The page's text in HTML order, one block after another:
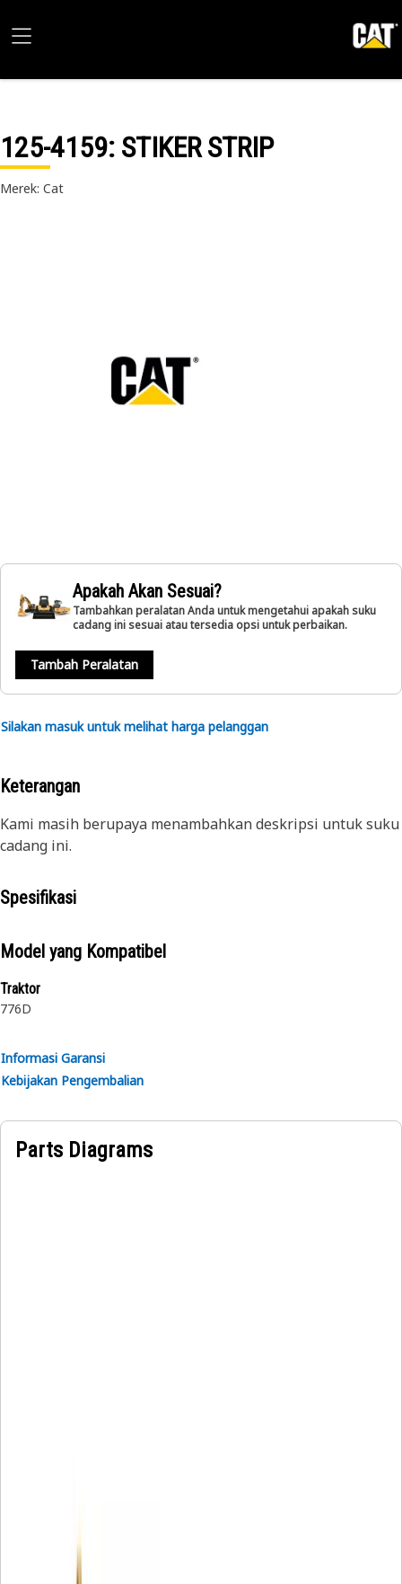
125-4159: STIKER STRIP
Merek: Cat
Apakah Akan Sesuai?
Tambahkan peralatan Anda untuk mengetahui apakah suku
cadang ini sesuai atau tersedia opsi untuk perbaikan.
Tambah Peralatan
Silakan masuk untuk melihat harga pelanggan
Keterangan
Kami masih berupaya menambahkan deskripsi untuk suku
cadang ini.
Spesifikasi
Model yang Kompatibel
Traktor
776D
Informasi Garansi
Kebijakan Pengembalian
Parts Diagrams